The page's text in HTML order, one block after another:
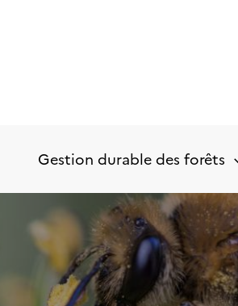
Gestion durable des forêts